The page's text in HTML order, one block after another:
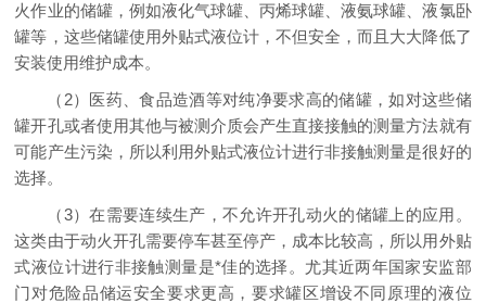
火作业的储罐，例如液化气球罐、丙烯球罐、液氨球罐、液氯卧
罐等，这些储罐使用外贴式液位计，不但安全，而且大大降低了
安装使用维护成本。
（2）医药、食品造酒等对纯净要求高的储罐，如对这些储
罐开孔或者使用其他与被测介质会产生直接接触的测量方法就有
可能产生污染，所以利用外贴式液位计进行非接触测量是很好的
选择。
（3）在需要连续生产，不允许开孔动火的储罐上的应用。
这类由于动火开孔需要停车甚至停产，成本比较高，所以用外贴
式液位计进行非接触测量是*佳的选择。尤其近两年国家安监部
门对危险品储运安全要求更高，要求罐区增设不同原理的液位